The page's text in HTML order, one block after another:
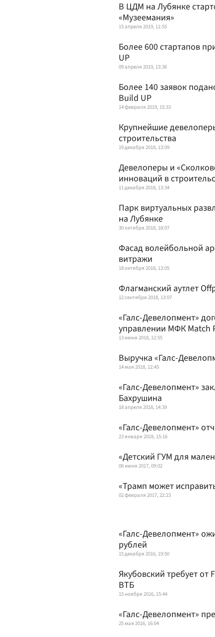
В ЦДМ на Лубянке
«Музеемания»
15 апреля 2019, 11:55
Более 600 стартапов
UP
09 апреля 2019, 13:36
Более 140 заявок
Build UP
14 февраля 2019, 15:33
Крупнейшие
строительства
19 декабря 2018, 13:09
Девелоперы и
инноваций в
11 декабря 2018, 13:34
Парк виртуальных
на Лубянке
30 октября 2018, 18:07
Фасад волейбольной
витражи
18 октября 2018, 13:05
Флагманский аутлет
12 сентября 2018, 13:07
«Галс-Девелопмент»
управлении МФК Match
13 июня 2018, 12:55
Выручка «Галс-
14 мая 2018, 12:45
«Галс-Девелопмент»
Бахрушина
18 апреля 2018, 14:39
«Галс-Девелопмент»
23 января 2018, 15:16
«Детский ГУМ для
06 июня 2017, 09:02
«Трамп может
02 февраля 2017, 22:23
«Галс-Девелопмент»
рублей
15 декабря 2016, 19:50
Якубовский требует
ВТБ
15 ноября 2016, 15:44
«Галс-Девелопмент»
25 мая 2016, 16:04